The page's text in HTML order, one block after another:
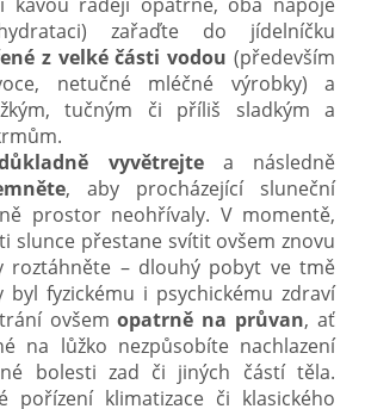
zařaďte do jídelníčku
z velké části vodou (především
netučné mléčné výrobky) a
tučným či příliš sladkým a
vyvětrejte a následně
, aby procházející sluneční
prostor neohřívaly. V momentě,
slunce přestane svítit ovšem znovu
roztáhněte – dlouhý pobyt ve tmě
fyzickému i psychickému zdraví
ovšemopatrně na průvan, ať
na lůžko nezpůsobíte nachlazení
bolesti zad či jiných částí těla.
pořízení klimatizace či klasického